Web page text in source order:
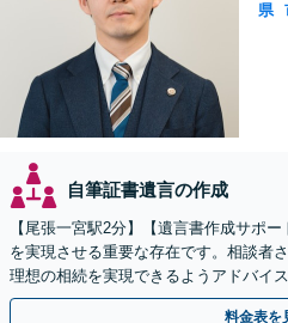
県
自筆証書遺言の作成
【尾張一宮駅2分】【遺言書作成サポ
を実現させる重要な存在です。相談者
理想の相続を実現できるようアドバイ
応】【近隣駐車場あり】
料金表を